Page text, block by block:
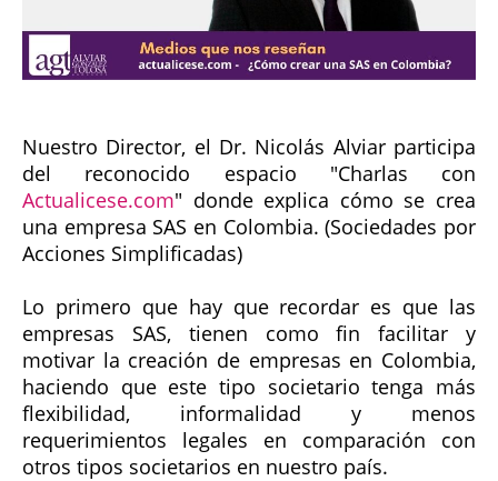
Nuestro Director, el Dr. Nicolás Alviar participa
del reconocido espacio "Charlas con
Actualicese.com" donde explica cómo se crea
una empresa SAS en Colombia. (Sociedades por
Acciones Simplificadas)
Lo primero que hay que recordar es que las
empresas SAS, tienen como fin facilitar y
motivar la creación de empresas en Colombia,
haciendo que este tipo societario tenga más
flexibilidad, informalidad y menos
requerimientos legales en comparación con
otros tipos societarios en nuestro país.